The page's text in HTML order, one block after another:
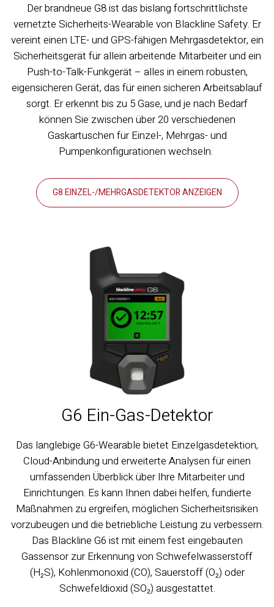
Der brandneue G8 ist das bislang fortschrittlichste
vernetzte Sicherheits-Wearable von Blackline Safety. Er
vereint einen LTE- und GPS-fähigen Mehrgasdetektor, ein
Sicherheitsgerät für allein arbeitende Mitarbeiter und ein
Push-to-Talk-Funkgerät – alles in einem robusten,
eigensicheren Gerät, das für einen sicheren Arbeitsablauf
sorgt. Er erkennt bis zu 5 Gase, und je nach Bedarf
können Sie zwischen über 20 verschiedenen
Gaskartuschen für Einzel-, Mehrgas- und
Pumpenkonfigurationen wechseln.
G8 EINZEL-/MEHRGASDETEKTOR ANZEIGEN
G6 Ein-Gas-Detektor
Das langlebige G6-Wearable bietet Einzelgasdetektion,
Cloud-Anbindung und erweiterte Analysen für einen
umfassenden Überblick über Ihre Mitarbeiter und
Einrichtungen. Es kann Ihnen dabei helfen, fundierte
Maßnahmen zu ergreifen, möglichen Sicherheitsrisiken
vorzubeugen und die betriebliche Leistung zu verbessern.
Das Blackline G6 ist mit einem fest eingebauten
Gassensor zur Erkennung von Schwefelwasserstoff
(H₂S), Kohlenmonoxid (CO), Sauerstoff (O₂) oder
Schwefeldioxid (SO₂) ausgestattet.